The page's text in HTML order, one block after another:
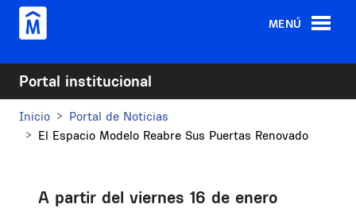
Pasar al contenido principal
MENÚ
Portal institucional
Inicio
Portal de Noticias
El Espacio Modelo Reabre Sus Puertas Renovado
A partir del viernes 16 de enero